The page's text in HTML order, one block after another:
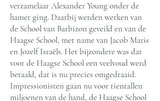
verzamelaar Alexander Young onder de
hamer ging. Daarbij werden werken van
de School van Barbizon geveild en van de
Haagse School, met name van Jacob Maris
en Jozelf Israëls. Het bijzondere was dat
voor de Haagse School een veelvoud werd
betaald, dat is nu precies omgedraaid.
Impressionisten gaan nu voor tientallen
miljoenen van de hand, de Haagse School